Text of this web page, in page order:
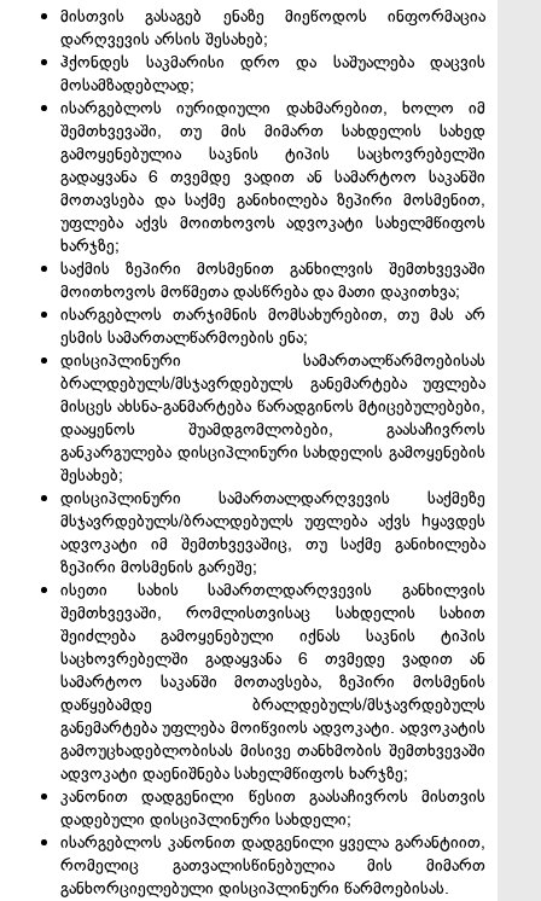
მისთვის გასაგებ ენაზე მიეწოდოს ინფორმაცია
დარღვევის არსის შესახებ;
ჰქონდეს საკმარისი დრო და საშუალება დაცვის
მოსამზადებლად;
ისარგებლოს იურიდიული დახმარებით, ხოლო იმ
შემთხვევაში, თუ მის მიმართ სახდელის სახედ
გამოყენებულია საკნის ტიპის საცხოვრებელში
გადაყვანა 6 თვემდე ვადით ან სამარტოო საკანში
მოთავსება და საქმე განიხილება ზეპირი მოსმენით,
უფლება აქვს მოითხოვოს ადვოკატი სახელმწიფოს
ხარჯზე;
საქმის ზეპირი მოსმენით განხილვის შემთხვევაში
მოითხოვოს მოწმეთა დასწრება და მათი დაკითხვა;
ისარგებლოს თარჯიმნის მომსახურებით, თუ მას არ
ესმის სამართალწარმოების ენა;
დისციპლინური სამართალწარმოებისას
ბრალდებულს/მსჯავრდებულს განემარტება უფლება
მისცეს ახსნა-განმარტება წარადგინოს მტიცებულებები,
დააყენოს შუამდგომლობები, გაასაჩივროს
განკარგულება დისციპლინური სახდელის გამოყენების
შესახებ;
დისციპლინური სამართალდარღვევის საქმეზე
მსჯავრდებულს/ბრალდებულს უფლება აქვს hყავდეს
ადვოკატი იმ შემთხვევაშიც, თუ საქმე განიხილება
ზეპირი მოსმენის გარეშე;
ისეთი სახის სამართლდარღვევის განხილვის
შემთხვევაში, რომლისთვისაც სახდელის სახით
შეიძლება გამოყენებული იქნას საკნის ტიპის
საცხოვრებელში გადაყვანა 6 თვმედე ვადით ან
სამარტოო საკანში მოთავსება, ზეპირი მოსმენის
დაწყებამდე ბრალდებულს/მსჯავრდებულს
განემარტება უფლება მოიწვიოს ადვოკატი. ადვოკატის
გამოუცხადებლობისას მისივე თანხმობის შემთხვევაში
ადვოკატი დაენიშნება სახელმწიფოს ხარჯზე;
კანონით დადგენილი წესით გაასაჩივროს მისთვის
დადებული დისციპლინური სახდელი;
ისარგებლოს კანონით დადგენილი ყველა გარანტიით,
რომელიც გათვალისწინებულია მის მიმართ
განხორციელებული დისციპლინური წარმოებისას.